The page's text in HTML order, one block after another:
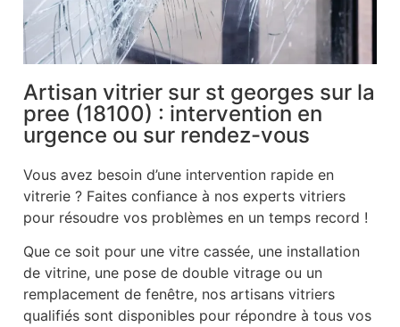
Artisan vitrier sur st georges sur la
pree (18100) : intervention en
urgence ou sur rendez-vous
Vous avez besoin d’une intervention rapide en
vitrerie ? Faites confiance à nos experts vitriers
pour résoudre vos problèmes en un temps record !
Que ce soit pour une vitre cassée, une installation
de vitrine, une pose de double vitrage ou un
remplacement de fenêtre, nos artisans vitriers
qualifiés sont disponibles pour répondre à tous vos